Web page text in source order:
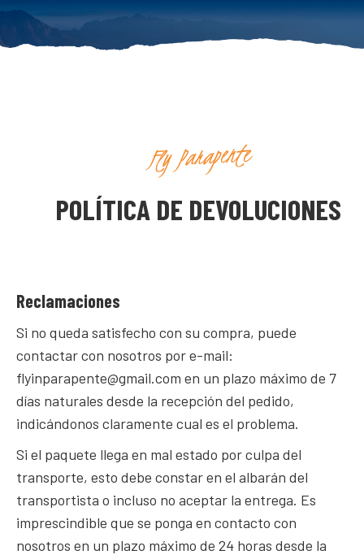
Fly Parapente
POLÍTICA DE DEVOLUCIONES
Reclamaciones
Si no queda satisfecho con su compra, puede
contactar con nosotros por e-mail:
flyinparapente@gmail.com en un plazo máximo de 7
días naturales desde la recepción del pedido,
indicándonos claramente cual es el problema.
Si el paquete llega en mal estado por culpa del
transporte, esto debe constar en el albarán del
transportista o incluso no aceptar la entrega. Es
imprescindible que se ponga en contacto con
nosotros en un plazo máximo de 24 horas desde la